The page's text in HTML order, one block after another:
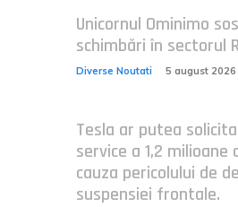
Unicornul Ominimo
schimbări în sectorul
Diverse Noutati 5 august 2026
Tesla ar putea
service a 1,2
cauza pericolului de
suspensiei frontale.